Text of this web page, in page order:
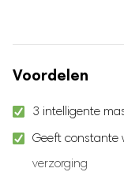
Voordelen
3 intelligente
Geeft constante
verzorging